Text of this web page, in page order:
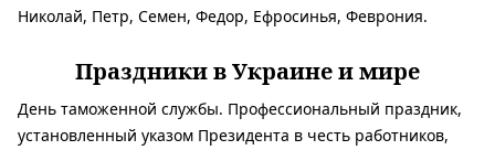
Николай, Петр, Семен, Федор, Ефросинья, Феврония.
Праздники в Украине и мире
День таможенной службы. Профессиональный праздник,
установленный указом Президента в честь работников,